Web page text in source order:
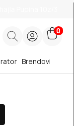
0
Brendovi